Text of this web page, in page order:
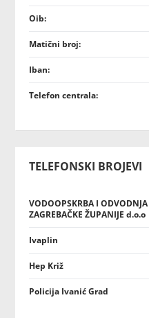
Oib:
Matični broj:
Iban:
Telefon centrala:
TELEFONSKI BROJEVI
VODOOPSKRBA I ODVODNJA
ZAGREBAČKE ŽUPANIJE d.o.o
Ivaplin
Hep Križ
Policija Ivanić Grad